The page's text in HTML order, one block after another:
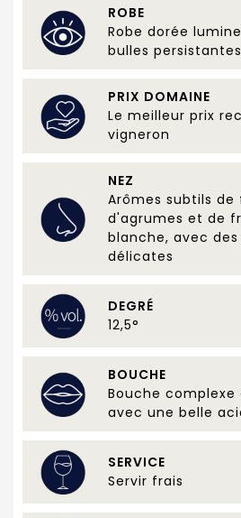
ROBE
Robe dorée
bulles persistantes
PRIX DOMAINE
Le meilleur prix
vigneron
NEZ
Arômes subtils de
d'agrumes et de
blanche, avec
délicates
DEGRÉ
12,5°
BOUCHE
Bouche
avec une belle
SERVICE
Servir frais